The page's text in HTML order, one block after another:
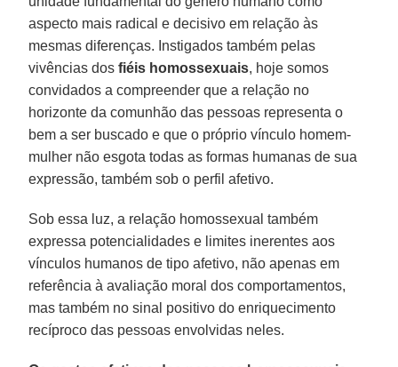
aspecto mais radical e decisivo em relação às
mesmas diferenças. Instigados também pelas
vivências dosfiéis homossexuais, hoje somos
convidados a compreender que a relação no
horizonte da comunhão das pessoas representa o
bem a ser buscado e que o próprio vínculo homem-
mulher não esgota todas as formas humanas de sua
expressão, também sob o perfil afetivo.
Sob essa luz, a relação homossexual também
expressa potencialidades e limites inerentes aos
vínculos humanos de tipo afetivo, não apenas em
referência à avaliação moral dos comportamentos,
mas também no sinal positivo do enriquecimento
recíproco das pessoas envolvidas neles.